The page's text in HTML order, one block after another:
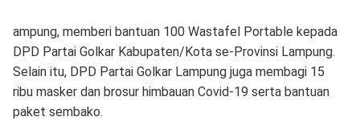
ampung, memberi bantuan 100 Wastafel Portable kepada
DPD Partai Golkar Kabupaten/Kota se-Provinsi Lampung.
Selain itu, DPD Partai Golkar Lampung juga membagi 15
ribu masker dan brosur himbauan Covid-19 serta bantuan
paket sembako.